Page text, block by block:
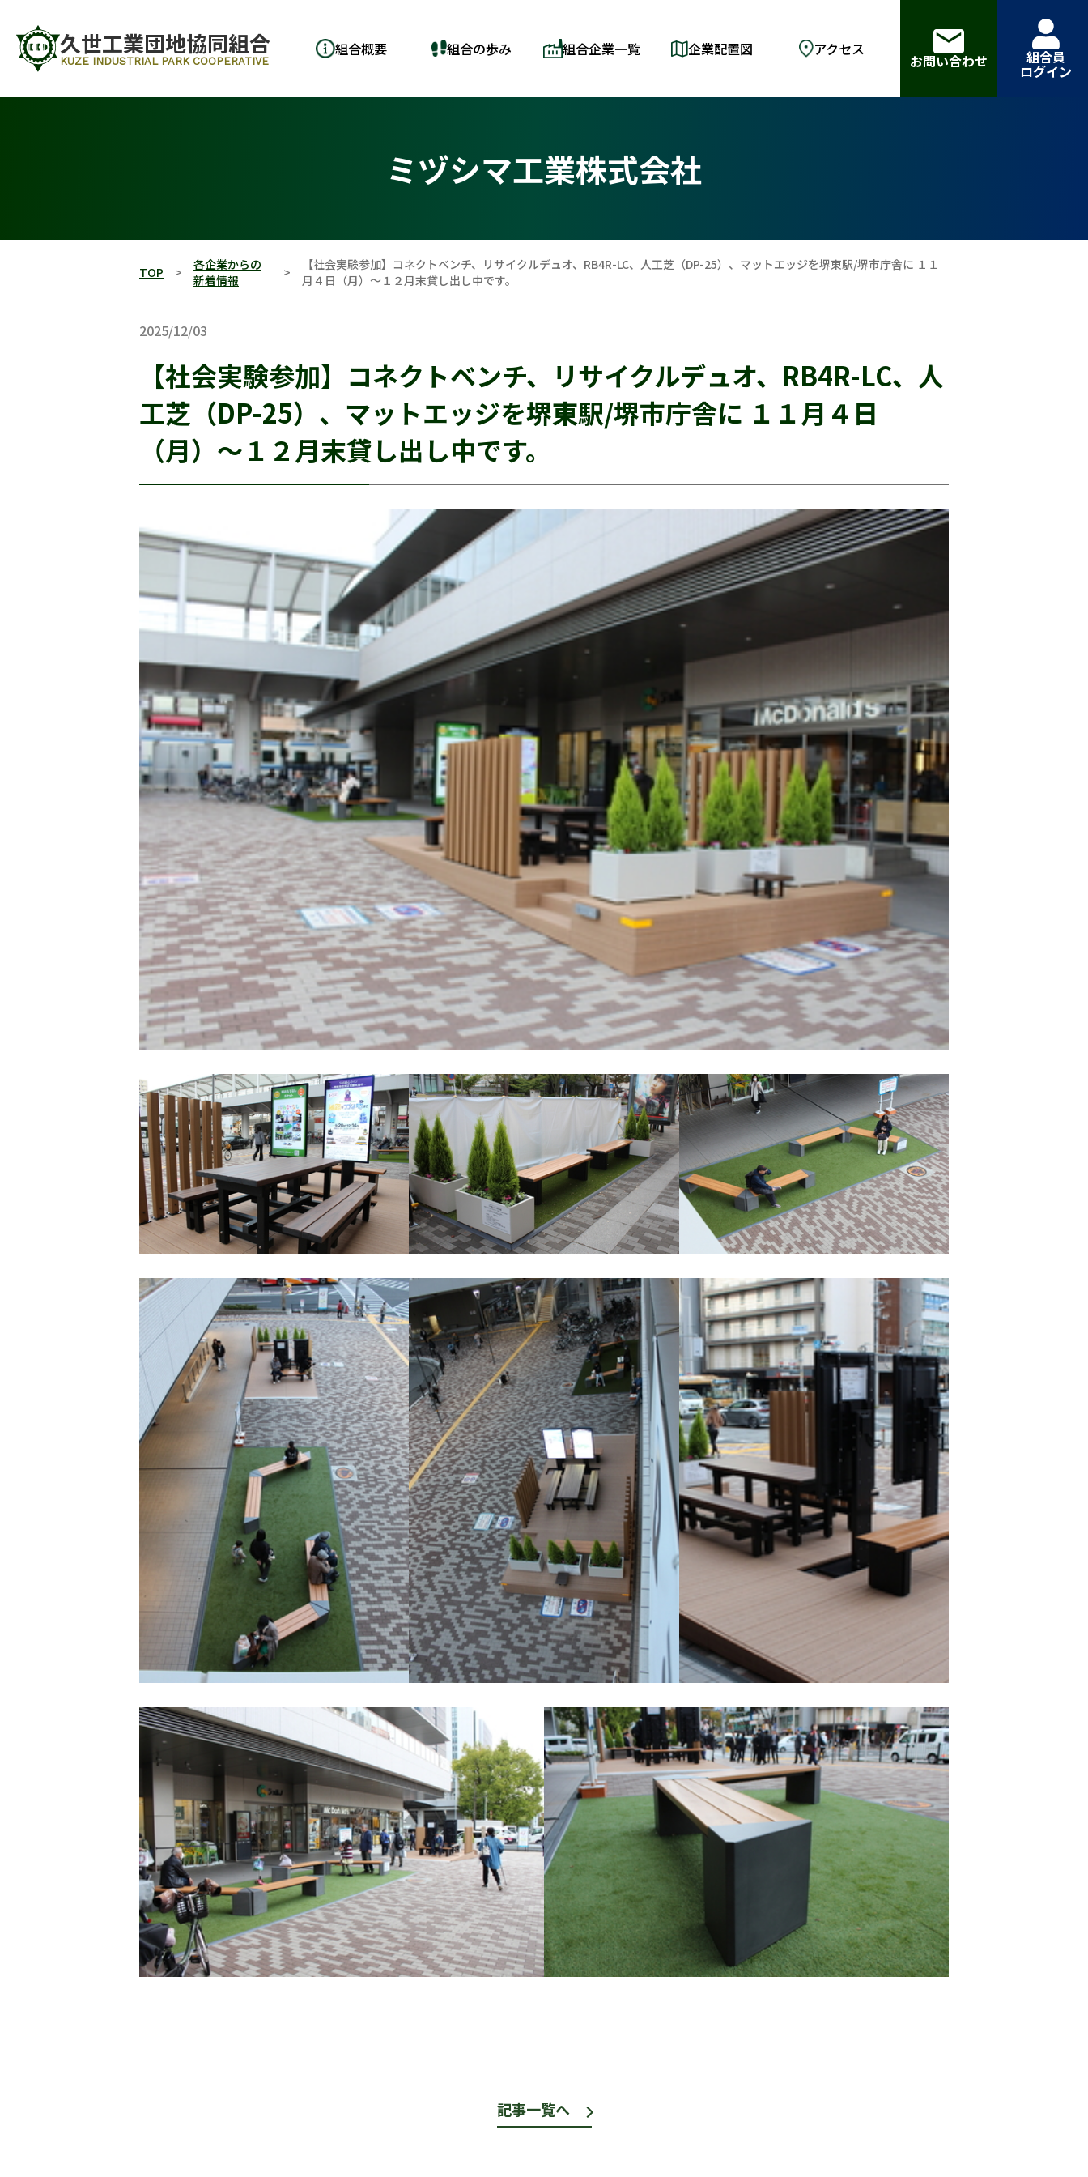
久世工業団地協同組合
KUZE INDUSTRIAL PARK COOPERATIVE
組合概要 組合の歩み 組合企業一覧 企業配置図 アクセス
お問い合わせ 組合員
ログイン
ミヅシマ工業株式会社
TOP
各企業からの
新着情報
【社会実験参加】コネクトベンチ、リサイクルデュオ、RB4R-LC、人工芝（DP-25）、マットエッジを堺東駅/堺市庁舎に １１
月４日（月）～１２月末貸し出し中です。
2025/12/03
【社会実験参加】コネクトベンチ、リサイクルデュオ、RB4R-LC、人
工芝（DP-25）、マットエッジを堺東駅/堺市庁舎に １１月４日
（月）～１２月末貸し出し中です。
記事一覧へ